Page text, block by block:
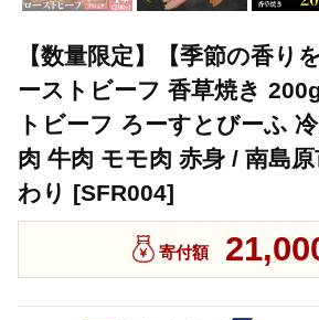
【数量限定】【季節の香り
ーストビーフ 香草焼き
トビーフ ろーすとびーふ
肉 牛肉 モモ肉 赤身 / 南島
わり [SFR004]
寄付額